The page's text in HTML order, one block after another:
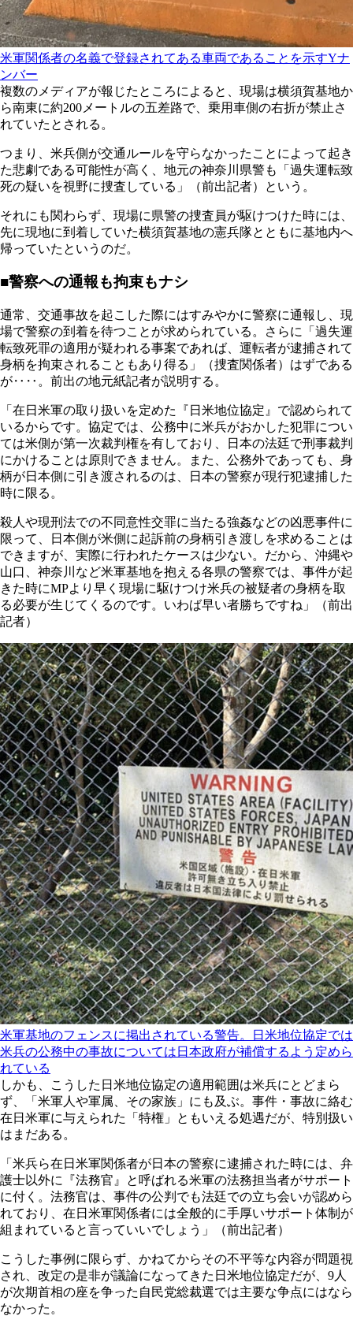
米軍関係者の名義で登録されてある車両であることを示すYナ
ンバー
複数のメディアが報じたところによると、現場は横須賀基地か
ら南東に約200メートルの五差路で、乗用車側の右折が禁止さ
れていたとされる。
つまり、米兵側が交通ルールを守らなかったことによって起き
た悲劇である可能性が高く、地元の神奈川県警も「過失運転致
死の疑いを視野に捜査している」（前出記者）という。
それにも関わらず、現場に県警の捜査員が駆けつけた時には、
先に現地に到着していた横須賀基地の憲兵隊とともに基地内へ
帰っていたというのだ。
■警察への通報も拘束もナシ
通常、交通事故を起こした際にはすみやかに警察に通報し、現
場で警察の到着を待つことが求められている。さらに「過失運
転致死罪の適用が疑われる事案であれば、運転者が逮捕されて
身柄を拘束されることもあり得る」（捜査関係者）はずである
が‥‥。前出の地元紙記者が説明する。
「在日米軍の取り扱いを定めた『日米地位協定』で認められて
いるからです。協定では、公務中に米兵がおかした犯罪につい
ては米側が第一次裁判権を有しており、日本の法廷で刑事裁判
にかけることは原則できません。また、公務外であっても、身
柄が日本側に引き渡されるのは、日本の警察が現行犯逮捕した
時に限る。
殺人や現刑法での不同意性交罪に当たる強姦などの凶悪事件に
限って、日本側が米側に起訴前の身柄引き渡しを求めることは
できますが、実際に行われたケースは少ない。だから、沖縄や
山口、神奈川など米軍基地を抱える各県の警察では、事件が起
きた時にMPより早く現場に駆けつけ米兵の被疑者の身柄を取
る必要が生じてくるのです。いわば早い者勝ちですね」（前出
記者）
米軍基地のフェンスに掲出されている警告。日米地位協定では
米兵の公務中の事故については日本政府が補償するよう定めら
れている
しかも、こうした日米地位協定の適用範囲は米兵にとどまら
ず、「米軍人や軍属、その家族」にも及ぶ。事件・事故に絡む
在日米軍に与えられた「特権」ともいえる処遇だが、特別扱い
はまだある。
「米兵ら在日米軍関係者が日本の警察に逮捕された時には、弁
護士以外に『法務官』と呼ばれる米軍の法務担当者がサポート
に付く。法務官は、事件の公判でも法廷での立ち会いが認めら
れており、在日米軍関係者には全般的に手厚いサポート体制が
組まれていると言っていいでしょう」（前出記者）
こうした事例に限らず、かねてからその不平等な内容が問題視
され、改定の是非が議論になってきた日米地位協定だが、9人
が次期首相の座を争った自民党総裁選では主要な争点にはなら
なかった。